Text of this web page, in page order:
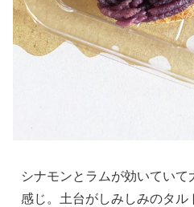
シナモンとラムが効いていて
感じ。土台がしみしみのタル